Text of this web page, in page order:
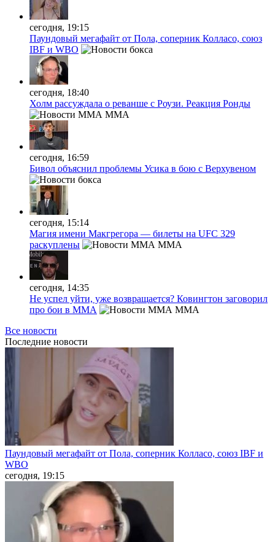
сегодня, 19:15
Паундовый мегафайт от Пола, соперник Колласо, союз
IBF и WBO
сегодня, 18:40
Холм рассуждала о реванше с Роузи. Реакция Ронды
MMA
сегодня, 16:59
Бивол объяснил проблемы Усика в бою с Верхувеном
сегодня, 15:14
Магия имени Макгрегора — билеты на UFC 329
раскуплены
MMA
сегодня, 14:35
Не успел уйти, уже возвращается? Ковингтон заговорил
про бои в ММА
MMA
Все новости
Последние новости
Паундовый мегафайт от Пола, соперник Колласо, союз IBF и
WBO
сегодня, 19:15